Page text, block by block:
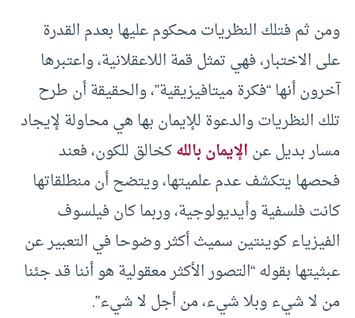
ومن ثم فتلك النظريات محكوم عليها بعدم القدرة
على الاختبار، فهي تمثل قمة اللاعقلانية، واعتبرها
آخرون أنها “فكرة ميتافيزيقية”، والحقيقة أن طرح
تلك النظريات والدعوة للإيمان بها هي محاولة لإيجاد
مسار بديل عنالإيمان باللهكخالق للكون، فعند
فحصها يتكشف عدم علميتها، ويتضح أن منطلقاتها
كانت فلسفية وأيديولوجية، وربما كان فيلسوف
الفيزياء كوينتين سميث أكثر وضوحا في التعبير عن
عبثيتها بقوله “التصور الأكثر معقولية هو أننا قد جئنا
من لا شيء وبلا شيء، من أجل لا شيء”.